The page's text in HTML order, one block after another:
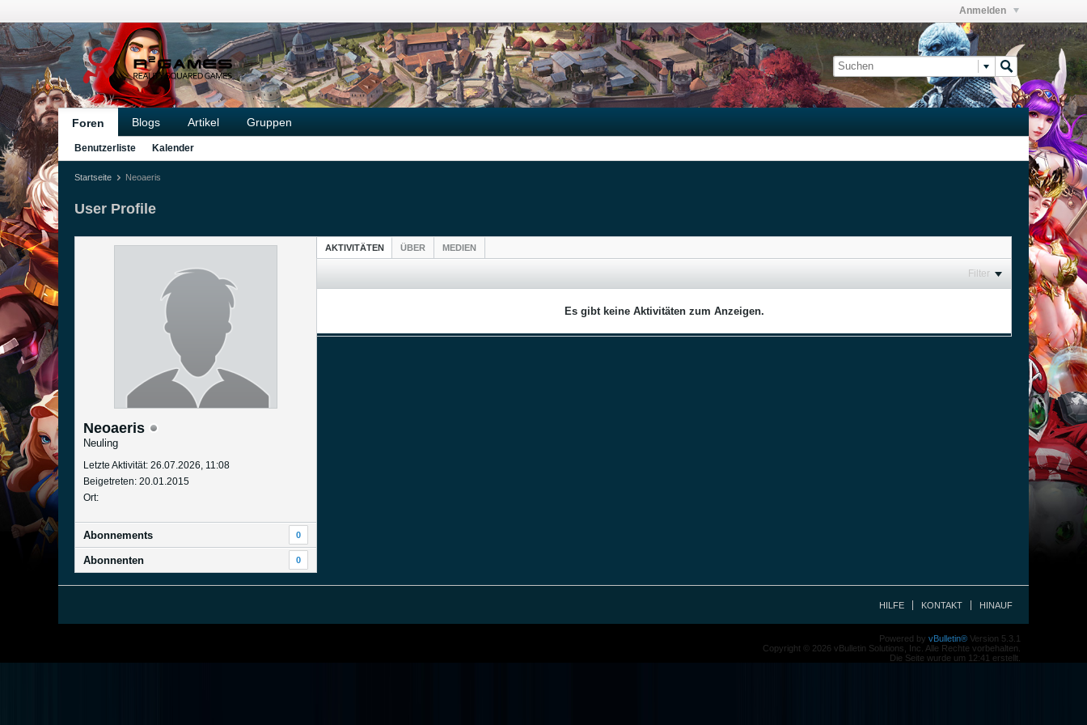
Anmelden
Foren Blogs Artikel Gruppen
Benutzerliste Kalender
Startseite Neoaeris
User Profile
Neoaeris
Neuling
Letzte Aktivität: 26.07.2026, 11:08
Beigetreten: 20.01.2015
Ort:
Abonnements 0
Abonnenten 0
AKTIVITÄTEN ÜBER MEDIEN
Filter
Es gibt keine Aktivitäten zum Anzeigen.
HILFE KONTAKT HINAUF
Powered by vBulletin® Version 5.3.1
Copyright © 2026 vBulletin Solutions, Inc. Alle Rechte vorbehalten.
Die Seite wurde um 12:41 erstellt.